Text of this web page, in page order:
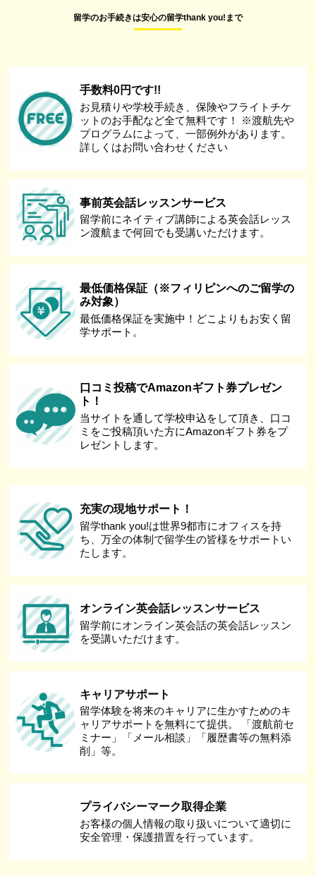
留学のお手続きは安心の留学thank you!まで
手数料0円です!!
お見積りや学校手続き、保険やフライトチケ
ットのお手配など全て無料です！ ※渡航先や
プログラムによって、一部例外があります。
詳しくはお問い合わせください
事前英会話レッスンサービス
留学前にネイティブ講師による英会話レッス
ン渡航まで何回でも受講いただけます。
最低価格保証（※フィリピンへのご留学の
み対象）
最低価格保証を実施中！どこよりもお安く留
学サポート。
口コミ投稿でAmazonギフト券プレゼン
ト！
当サイトを通して学校申込をして頂き、口コ
ミをご投稿頂いた方にAmazonギフト券をプ
レゼントします。
充実の現地サポート！
留学thank you!は世界9都市にオフィスを持
ち、万全の体制で留学生の皆様をサポートい
たします。
オンライン英会話レッスンサービス
留学前にオンライン英会話の英会話レッスン
を受講いただけます。
キャリアサポート
留学体験を将来のキャリアに生かすためのキ
ャリアサポートを無料にて提供。 「渡航前セ
ミナー」「メール相談」「履歴書等の無料添
削」等。
プライバシーマーク取得企業
お客様の個人情報の取り扱いについて適切に
安全管理・保護措置を行っています。